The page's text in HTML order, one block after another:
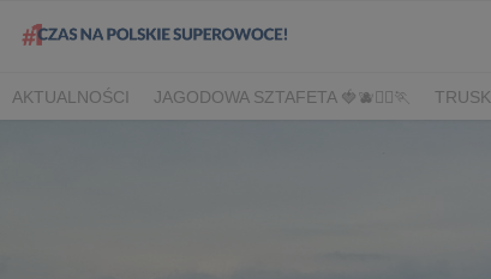
AKTUALNOŚCI JAGODOWA SZTAFETA 🍓🫐🏃‍♀️🏃
JAGODOWE
LATO